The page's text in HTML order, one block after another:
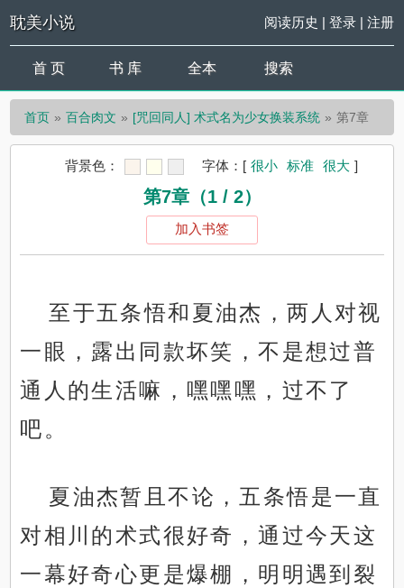
耽美小说 阅读历史 | 登录| 注册
首 页 书 库 全本 搜索
首页 百合肉文 [咒回同人] 术式名为少女换装系统 第7章
背景色： 字体： [ 很小 标准 很大 ]
第7章（1 / 2）
加入书签
至于五条悟和夏油杰，两人对视
一眼，露出同款坏笑，不是想过普
通人的生活嘛，嘿嘿嘿，过不了
吧。
夏油杰暂且不论，五条悟是一直
对相川的术式很好奇，通过今天这
一幕好奇心更是爆棚，明明遇到裂